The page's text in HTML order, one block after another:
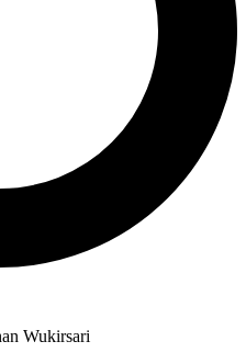
Wukirsari